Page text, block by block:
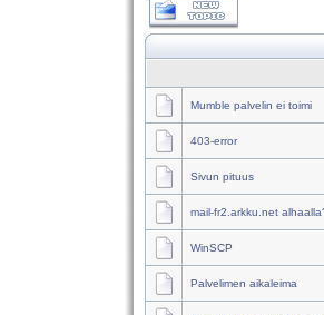
Mumble palvelin ei toimi
403-error
Sivun pituus
mail-fr2.arkku.net
WinSCP
Palvelimen aikaleima